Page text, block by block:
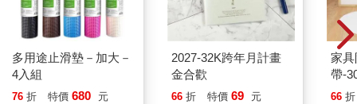
▶珍貴的體驗，就算貴也賣得出去
還有一個重點，就是在富士山頂吃杯麵，這種顧客的體驗價
值（Customer Experience）可說是無與倫比。所謂的體驗價值，
就是顧客獲知這件商品或服務，並透過購入、使用等一連串的過
多用途止滑墊－加大－
4入組
76 折 特價 680 元
2027-32K跨年月計畫
金合歡
66 折 特價 69 元
家
帶-
66 折